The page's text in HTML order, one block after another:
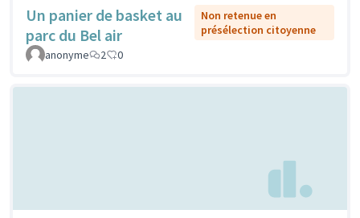
Un panier de basket au
parc du Bel air
Non retenue en
présélection citoyenne
anonyme
2 0